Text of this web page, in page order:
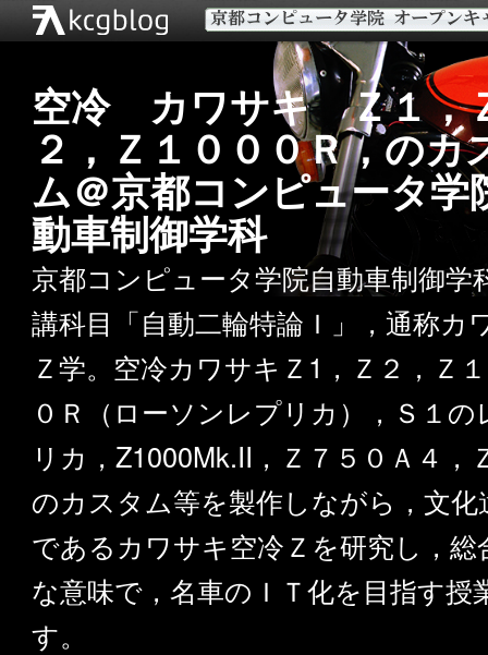
空冷 カワサキ Ｚ１，
２，Ｚ１０００Ｒ，のカ
ム＠京都コンピュータ学
動車制御学科
京都コンピュータ学院自動車制御学
講科目「自動二輪特論Ｉ」，通称カ
Ｚ学。空冷カワサキＺ1，Ｚ２，Ｚ
０Ｒ（ローソンレプリカ），Ｓ１の
リカ，Z1000Mk.II，Ｚ７５０Ａ４，
のカスタム等を製作しながら，文化
であるカワサキ空冷Ｚを研究し，総
な意味で，名車のＩＴ化を目指す授
す。